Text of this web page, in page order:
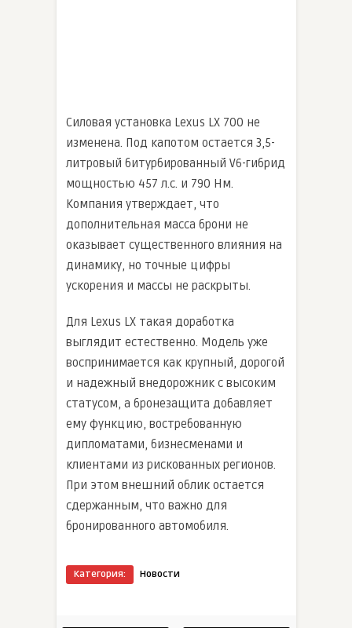
Силовая установка Lexus LX 700 не
изменена. Под капотом остается 3,5-
литровый битурбированный V6-гибрид
мощностью 457 л.с. и 790 Нм.
Компания утверждает, что
дополнительная масса брони не
оказывает существенного влияния на
динамику, но точные цифры
ускорения и массы не раскрыты.
Для Lexus LX такая доработка
выглядит естественно. Модель уже
воспринимается как крупный, дорогой
и надежный внедорожник с высоким
статусом, а бронезащита добавляет
ему функцию, востребованную
дипломатами, бизнесменами и
клиентами из рискованных регионов.
При этом внешний облик остается
сдержанным, что важно для
бронированного автомобиля.
Категория: Новости